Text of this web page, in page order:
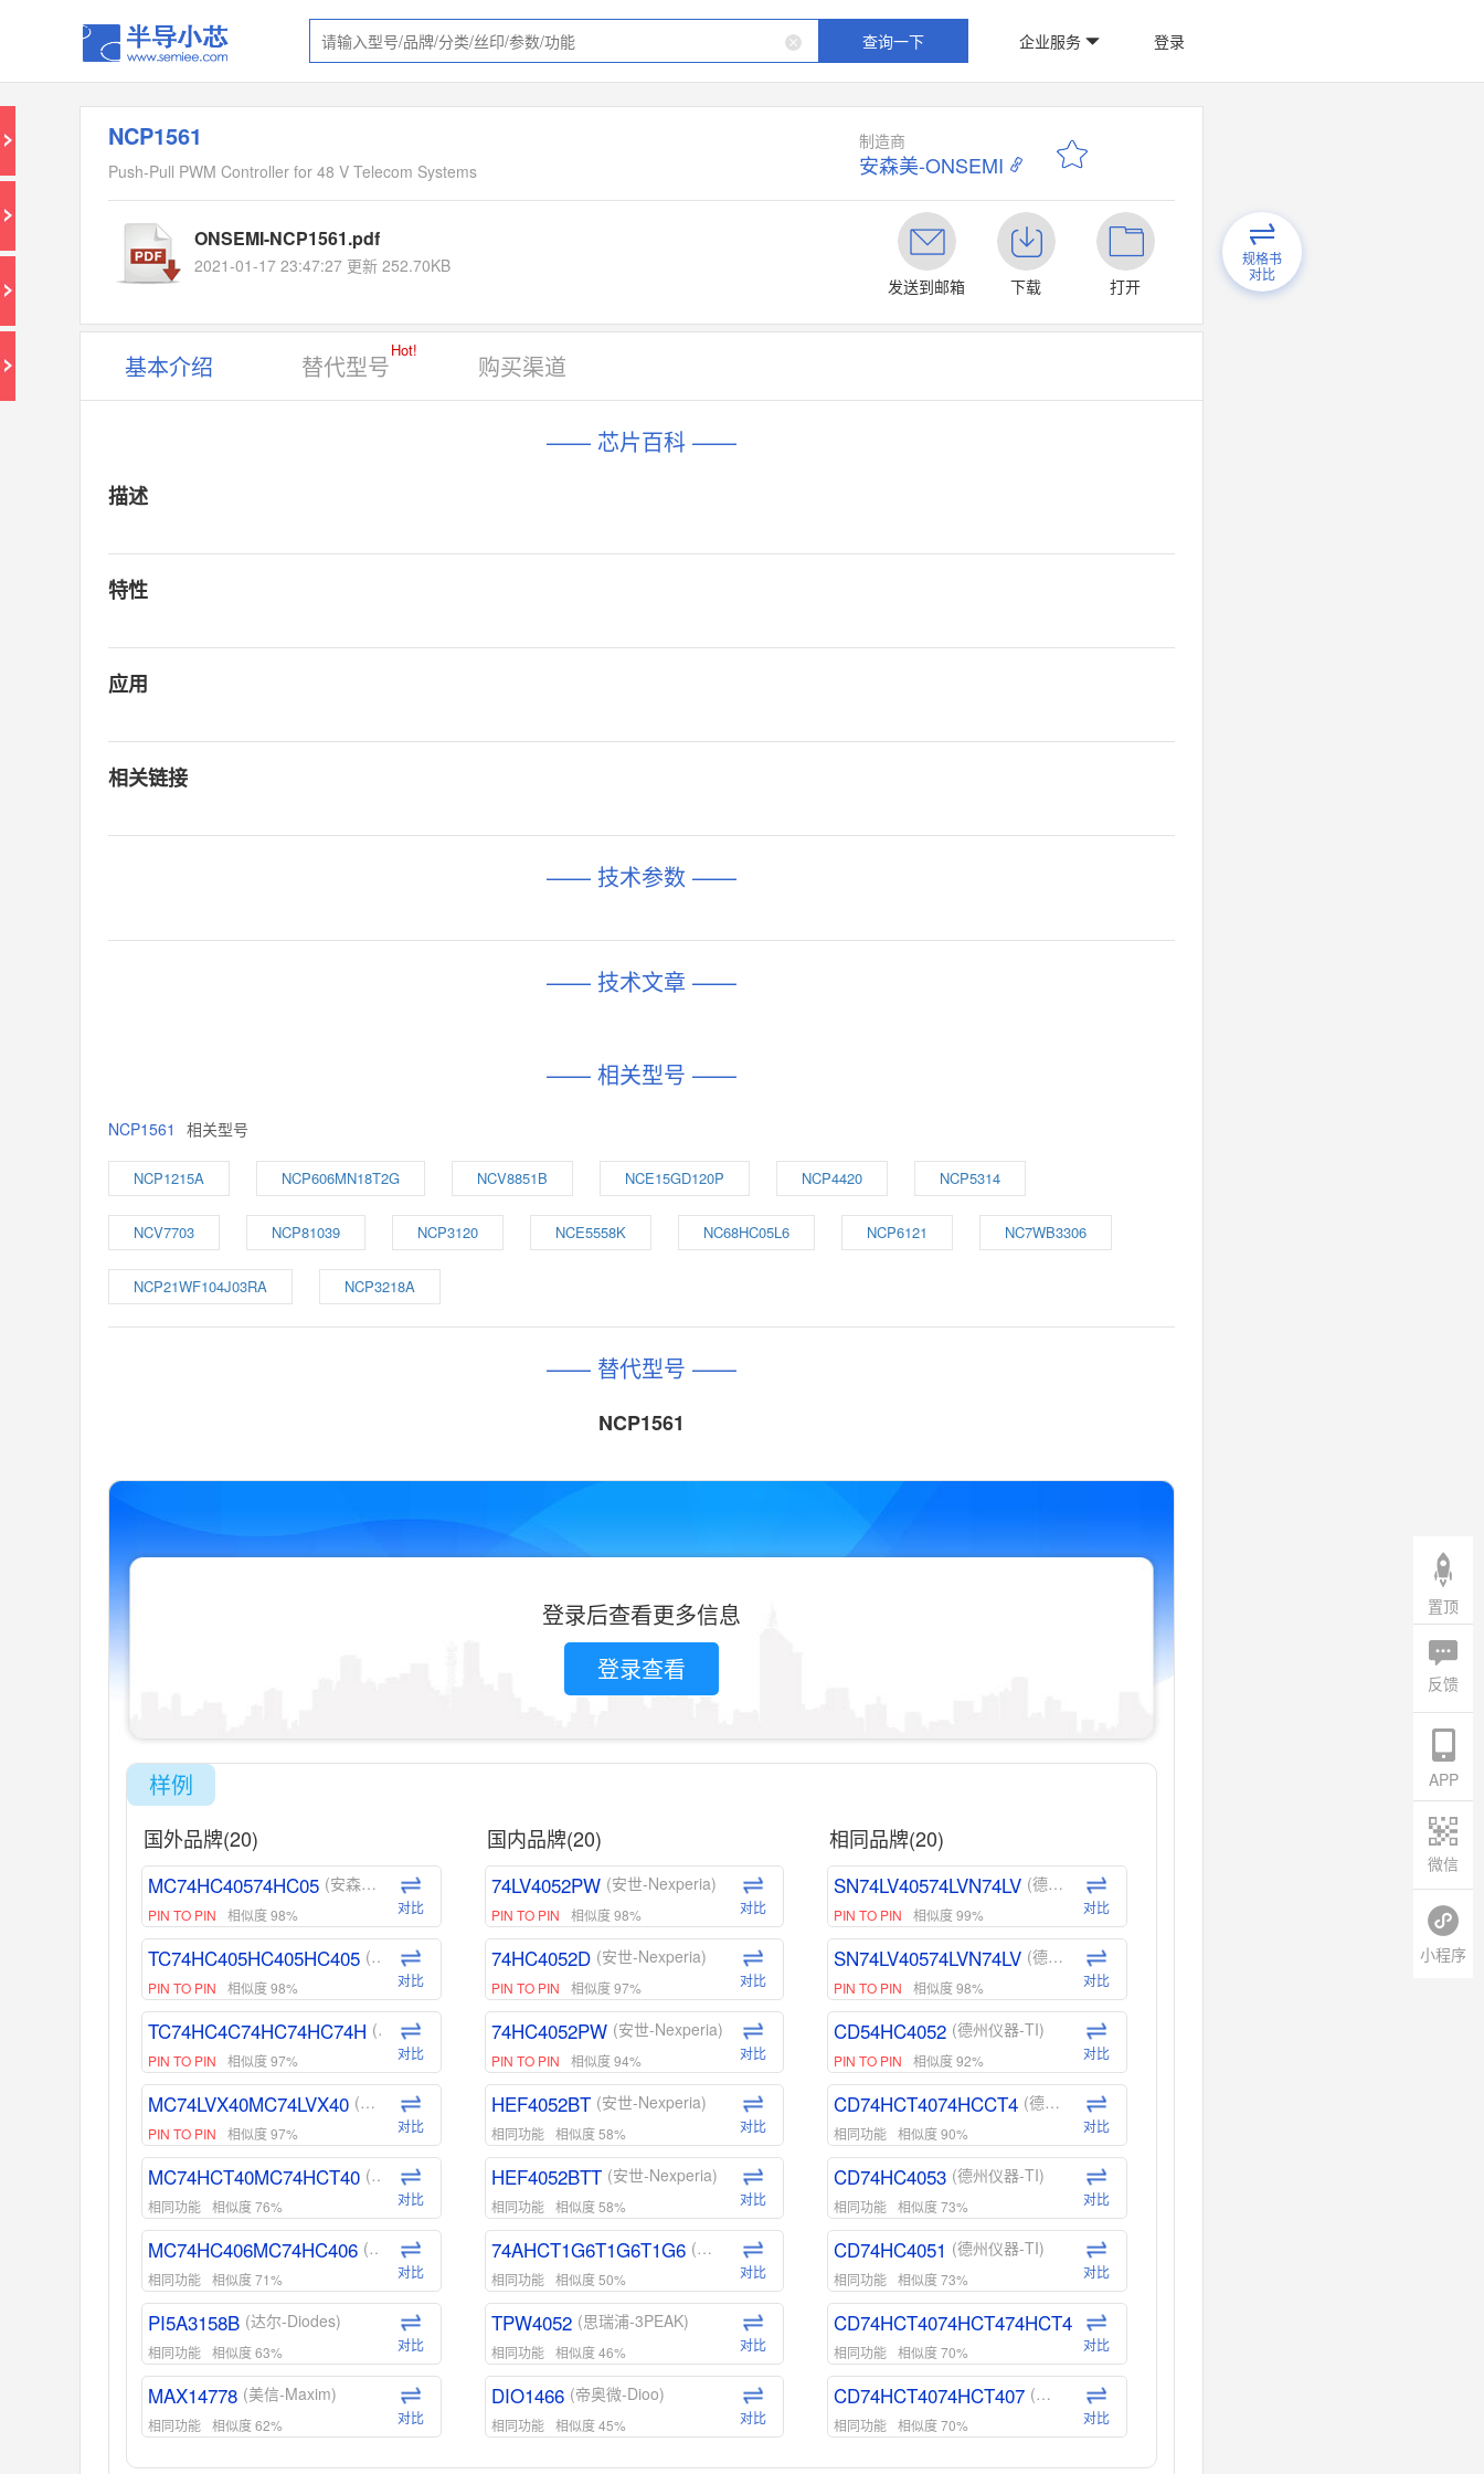
查询一下 企业服务 登录
NCP1561
Push-Pull PWM Controller for 48 V Telecom Systems
制造商
安森美-ONSEMI
ONSEMI-NCP1561.pdf
2021-01-17 23:47:27 更新 252.70KB
发送到邮箱
下载 打开
规格书
对比
基本介绍 替代型号
Hot!
购买渠道
—— 芯片百科 ——
描述
特性
应用
相关链接
—— 技术参数 ——
—— 技术文章 ——
—— 相关型号 ——
NCP1561 相关型号
NCP1215A NCP606MN18T2G NCV8851B NCE15GD120P NCP4420 NCP5314
NCV7703 NCP81039 NCP3120 NCE5558K NC68HC05L6 NCP6121 NC7WB3306
NCP21WF104J03RA NCP3218A
—— 替代型号 ——
NCP1561
登录后查看更多信息
登录查看
样例
国外品牌(20)
MC74HC40574HC05 (安森美-ON)
PIN TO PIN 相似度 98% 对比
TC74HC405HC405HC405 (东芝-Toshiba)
PIN TO PIN 相似度 98% 对比
TC74HC4C74HC74HC74H (东芝-Toshiba)
PIN TO PIN 相似度 97% 对比
MC74LVX40MC74LVX40 (安森美-ON)
PIN TO PIN 相似度 97% 对比
MC74HCT40MC74HCT40 (安森美-ON)
相同功能 相似度 76% 对比
MC74HC406MC74HC406 (安森美-ON)
相同功能 相似度 71% 对比
PI5A3158B (达尔-Diodes)
相同功能 相似度 63% 对比
MAX14778 (美信-Maxim)
相同功能 相似度 62% 对比
ADG1439 (亚德诺-ADI)
国内品牌(20)
74LV4052PW (安世-Nexperia)
PIN TO PIN 相似度 98% 对比
74HC4052D (安世-Nexperia)
PIN TO PIN 相似度 97% 对比
74HC4052PW (安世-Nexperia)
PIN TO PIN 相似度 94% 对比
HEF4052BT (安世-Nexperia)
相同功能 相似度 58% 对比
HEF4052BTT (安世-Nexperia)
相同功能 相似度 58% 对比
74AHCT1G6T1G6T1G6 (安世-Nexperia)
相同功能 相似度 50% 对比
TPW4052 (思瑞浦-3PEAK)
相同功能 相似度 46% 对比
DIO1466 (帝奥微-Dioo)
相同功能 相似度 45% 对比
DIO1159 (帝奥微-Dioo)
相同品牌(20)
SN74LV40574LVN74LV (德州仪器-TI)
PIN TO PIN 相似度 99% 对比
SN74LV40574LVN74LV (德州仪器-TI)
PIN TO PIN 相似度 98% 对比
CD54HC4052 (德州仪器-TI)
PIN TO PIN 相似度 92% 对比
CD74HCT4074HCCT4 (德州仪器-TI)
相同功能 相似度 90% 对比
CD74HC4053 (德州仪器-TI)
相同功能 相似度 73% 对比
CD74HC4051 (德州仪器-TI)
相同功能 相似度 73% 对比
CD74HCT4074HCT474HCT4 (德州仪器-TI)
相同功能 相似度 70% 对比
CD74HCT4074HCT407 (德州仪器-TI)
相同功能 相似度 70% 对比
CD74HCT4D74HDCT40 (德州仪器-TI)
置顶
反馈
APP
微信
小程序